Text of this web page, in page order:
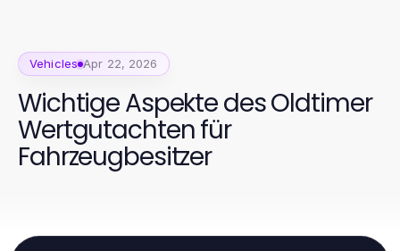
Vehicles Apr 22, 2026
Wichtige Aspekte des Oldtimer
Wertgutachten für
Fahrzeugbesitzer